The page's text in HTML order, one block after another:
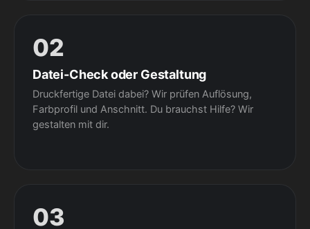
02
Datei-Check oder Gestaltung
Druckfertige Datei dabei? Wir prüfen Auflösung,
Farbprofil und Anschnitt. Du brauchst Hilfe? Wir
gestalten mit dir.
03